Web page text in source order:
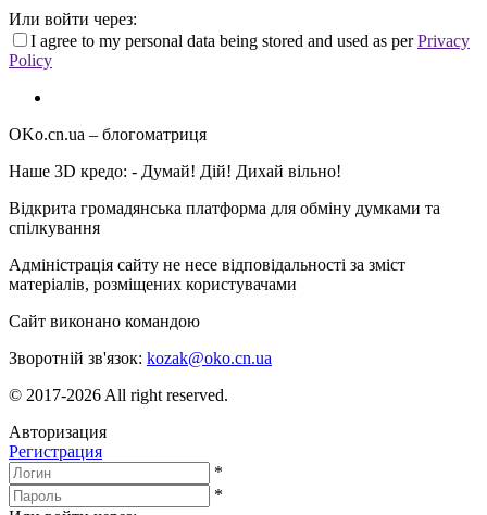
Или войти через:
I agree to my personal data being stored and used as perPrivacy
Policy
OKo.cn.ua – блогоматриця
Наше 3D кредо: - Думай! Дій! Дихай вільно!
Відкрита громадянська платформа для обміну думками та
спілкування
Адміністрація сайту не несе відповідальності за зміст
матеріалів, розміщених користувачами
Сайт виконано командою
Зворотній зв'язок: kozak@oko.cn.ua
© 2017-2026 All right reserved.
Авторизация
Регистрация
*
*